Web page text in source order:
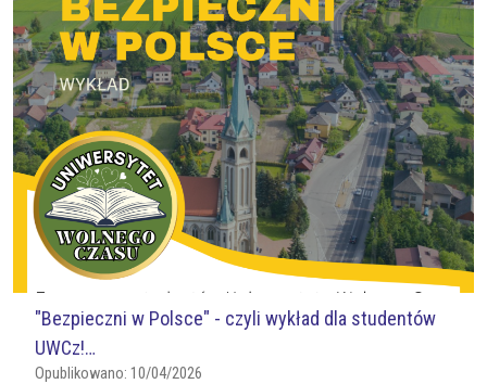
"Bezpieczni w Polsce" - czyli wykład dla studentów
UWCz!…
Opublikowano: 10/04/2026